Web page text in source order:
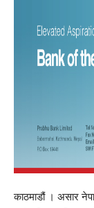
काठमाडौं । असार